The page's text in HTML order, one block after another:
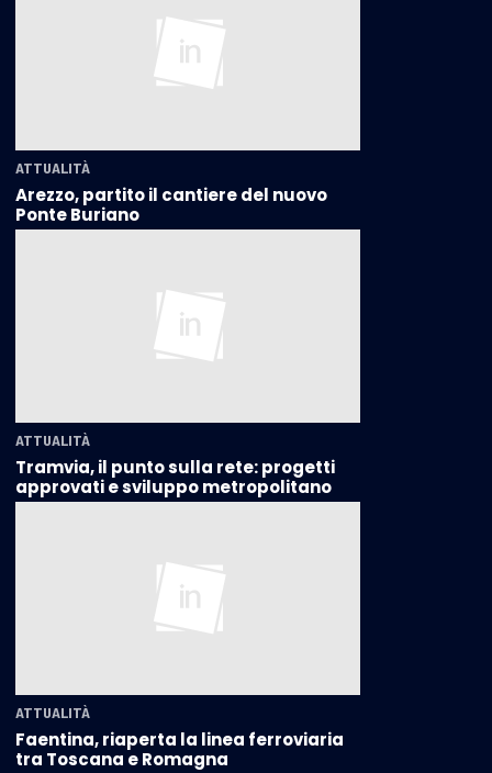
ATTUALITÀ
Arezzo, partito il cantiere del nuovo
Ponte Buriano
ATTUALITÀ
Tramvia, il punto sulla rete: progetti
approvati e sviluppo metropolitano
ATTUALITÀ
Faentina, riaperta la linea ferroviaria
tra Toscana e Romagna